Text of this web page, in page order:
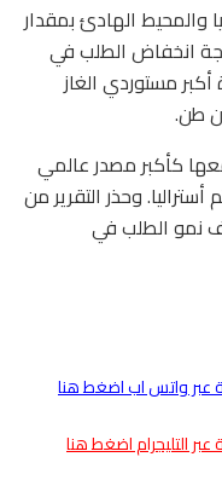
والمحيط الهادئ بمقدار
طن، نتيجة انخفاض الطلب في
مستوردي الغاز
كأكبر مصدر عالمي
ثم أستراليا. وحذر التقرير من
نمو الطلب في
عبر واتس اب اضغط هنا
عبر التليجرام اضغط هنا